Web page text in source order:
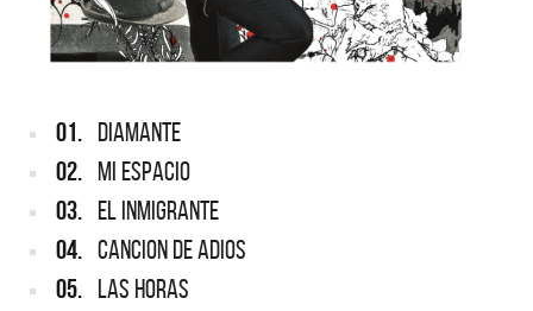
01. DIAMANTE
02. MI ESPACIO
03. EL INMIGRANTE
04. CANCION DE ADIOS
05. LAS HORAS